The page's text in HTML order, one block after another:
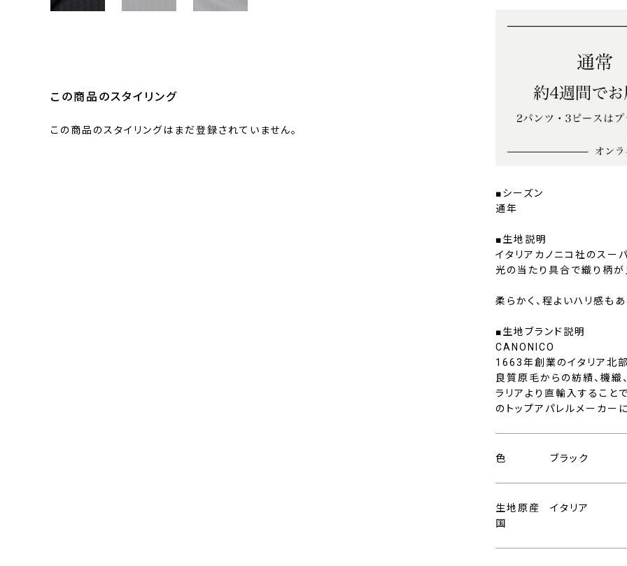
■シーズン
通年
■生地説明
イタリアカノニコ社のスー
光の当たり具合で織り柄が
柔らかく、程よいハリ感も
■生地ブランド説明
CANONICO
1663年創業のイタリア北
良質原毛からの紡績、機織
ラリアより直輸入すること
のトップアパレルメーカー
色 ブラック
生地原産
国
イタリア
この商品のスタイリング
この商品のスタイリングはまだ登録されていません。